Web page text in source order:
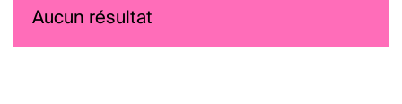
Aucun résultat